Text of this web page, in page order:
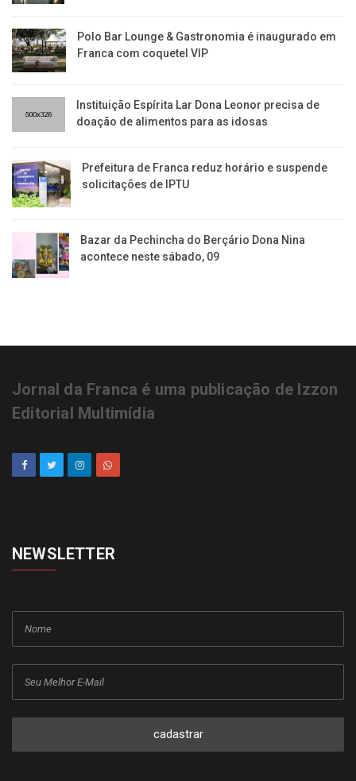
Polo Bar Lounge & Gastronomia é inaugurado em
Franca com coquetel VIP
Instituição Espírita Lar Dona Leonor precisa de
doação de alimentos para as idosas
​Prefeitura de Franca reduz horário e suspende
solicitações de IPTU
Bazar da Pechincha do Berçário Dona Nina
acontece neste sábado, 09
Jornal da Franca é uma publicação de Izzon
Editorial Multimídia
NEWSLETTER
cadastrar